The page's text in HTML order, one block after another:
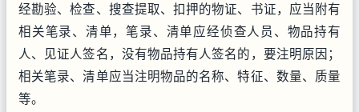
经勘验、检查、搜查提取、扣押的物证、书证，应当附有
相关笔录、清单，笔录、清单应经侦查人员、物品持有
人、见证人签名，没有物品持有人签名的，要注明原因；
相关笔录、清单应当注明物品的名称、特征、数量、质量
等。